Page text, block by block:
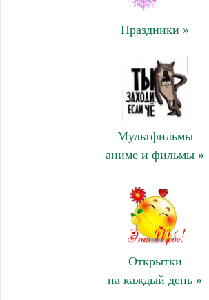
Праздники »
Мультфильмы
аниме и фильмы »
Открытки
на каждый день »